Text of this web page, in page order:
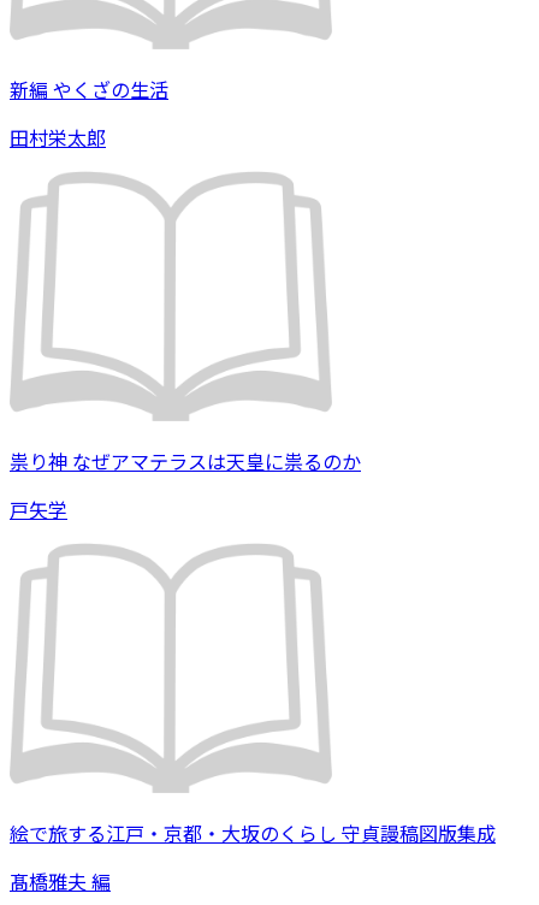
新編 やくざの生活
田村栄太郎
祟り神 なぜアマテラスは天皇に祟るのか
戸矢学
絵で旅する江戸・京都・大坂のくらし 守貞謾稿図版集成
髙橋雅夫 編